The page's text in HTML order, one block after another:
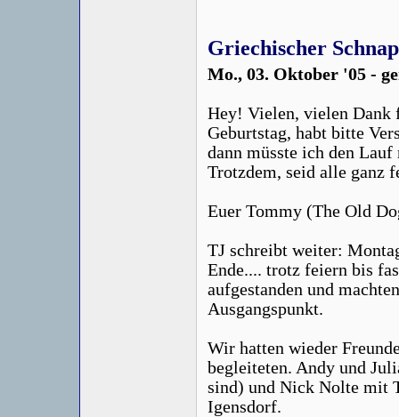
Griechischer
Mo., 03. Oktober '05 -
Hey! Vielen, vielen Dank
Geburtstag, habt bitte
dann müsste ich den
Trotzdem, seid alle ganz
Euer Tommy (The Old
TJ schreibt weiter:
Ende.... trotz feiern bis
aufgestanden und
Ausgangspunkt.
Wir hatten wieder
begleiteten. Andy und
sind) und Nick Nolte mit
Igensdorf.